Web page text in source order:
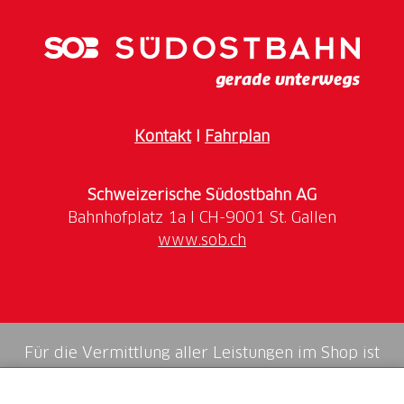
KontaktI Fahrplan
Schweizerische Südostbahn AG
www.sob.ch
Für die Vermittlung aller Leistungen im Shop ist